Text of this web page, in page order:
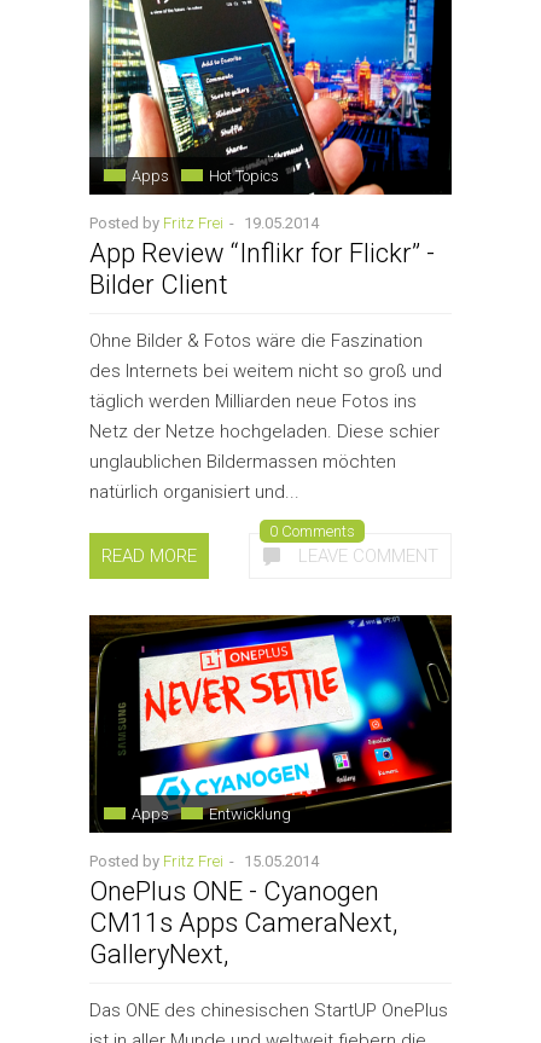
Apps Hot Topics
Posted by Fritz Frei - 19.05.2014
App Review “Inflikr for Flickr” -
Bilder Client
Ohne Bilder & Fotos wäre die Faszination
des Internets bei weitem nicht so groß und
täglich werden Milliarden neue Fotos ins
Netz der Netze hochgeladen. Diese schier
unglaublichen Bildermassen möchten
natürlich organisiert und...
READ MORE
0 Comments
LEAVE COMMENT
Apps Entwicklung
Posted by Fritz Frei - 15.05.2014
OnePlus ONE - Cyanogen
CM11s Apps CameraNext,
GalleryNext,
Das ONE des chinesischen StartUP OnePlus